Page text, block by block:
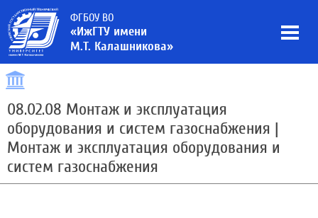
ФГБОУ ВО
«ИжГТУ имени
М.Т. Калашникова»
08.02.08 Монтаж и эксплуатация
оборудования и систем газоснабжения |
Монтаж и эксплуатация оборудования и
систем газоснабжения